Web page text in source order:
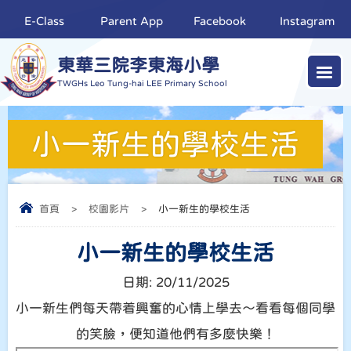
東華三院李東海小學
TWGHs Leo Tung-hai LEE Primary School
E-Class Parent App Facebook Instagram
小一新生的學校生活
首頁 > 校園影片 > 小一新生的學校生活
小一新生的學校生活
日期: 20/11/2025
小一新生們每天帶着興奮的心情上學去～看看每個同學
的笑臉，便知道他們有多麼快樂！